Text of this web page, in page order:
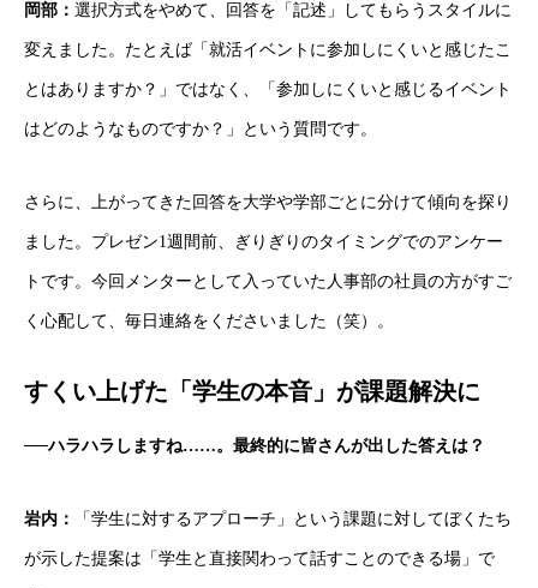
岡部： 選択方式をやめて、回答を「記述」してもらうスタイルに
変えました。たとえば「就活イベントに参加しにくいと感じたこ
とはありますか？」ではなく、「参加しにくいと感じるイベント
はどのようなものですか？」という質問です。
さらに、上がってきた回答を大学や学部ごとに分けて傾向を探り
ました。プレゼン1週間前、ぎりぎりのタイミングでのアンケー
トです。今回メンターとして入っていた人事部の社員の方がすご
く心配して、毎日連絡をくださいました（笑）。
すくい上げた「学生の本音」が課題解決に
──ハラハラしますね……。最終的に皆さんが出した答えは？
岩内： 「学生に対するアプローチ」という課題に対してぼくたち
が示した提案は「学生と直接関わって話すことのできる場」で